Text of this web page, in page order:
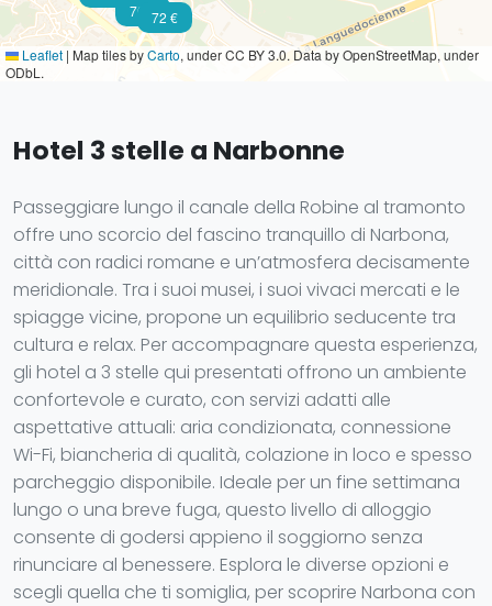
72 €
70 €
Leaflet | Map tiles byCarto, under CC BY 3.0. Data by OpenStreetMap, under
ODbL.
Hotel 3 stelle a Narbonne
Passeggiare lungo il canale della Robine al tramonto
offre uno scorcio del fascino tranquillo di Narbona,
città con radici romane e un’atmosfera decisamente
meridionale. Tra i suoi musei, i suoi vivaci mercati e le
spiagge vicine, propone un equilibrio seducente tra
cultura e relax. Per accompagnare questa esperienza,
gli hotel a 3 stelle qui presentati offrono un ambiente
confortevole e curato, con servizi adatti alle
aspettative attuali: aria condizionata, connessione
Wi-Fi, biancheria di qualità, colazione in loco e spesso
parcheggio disponibile. Ideale per un fine settimana
lungo o una breve fuga, questo livello di alloggio
consente di godersi appieno il soggiorno senza
rinunciare al benessere. Esplora le diverse opzioni e
scegli quella che ti somiglia, per scoprire Narbona con